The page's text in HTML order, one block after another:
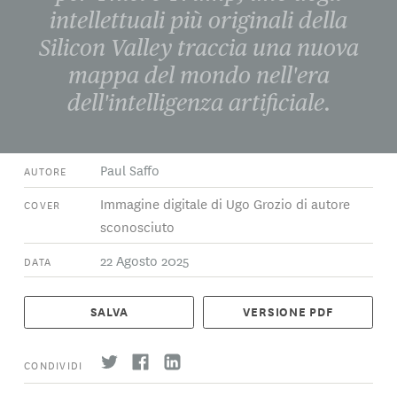
intellettuali più originali della
Silicon Valley traccia una nuova
mappa del mondo nell'era
dell'intelligenza artificiale.
AUTORE Paul Saffo
COVER
Immagine digitale di Ugo Grozio di autore
sconosciuto
DATA 22 Agosto 2025
SALVA VERSIONE PDF
CONDIVIDI